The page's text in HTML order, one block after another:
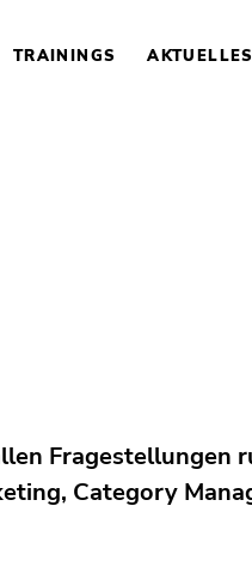
TRAININGS AKTUELLES
Fragestellungen
Category